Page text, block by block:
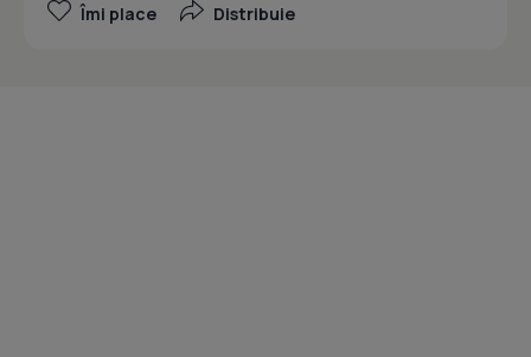
Îmi place Distribuie